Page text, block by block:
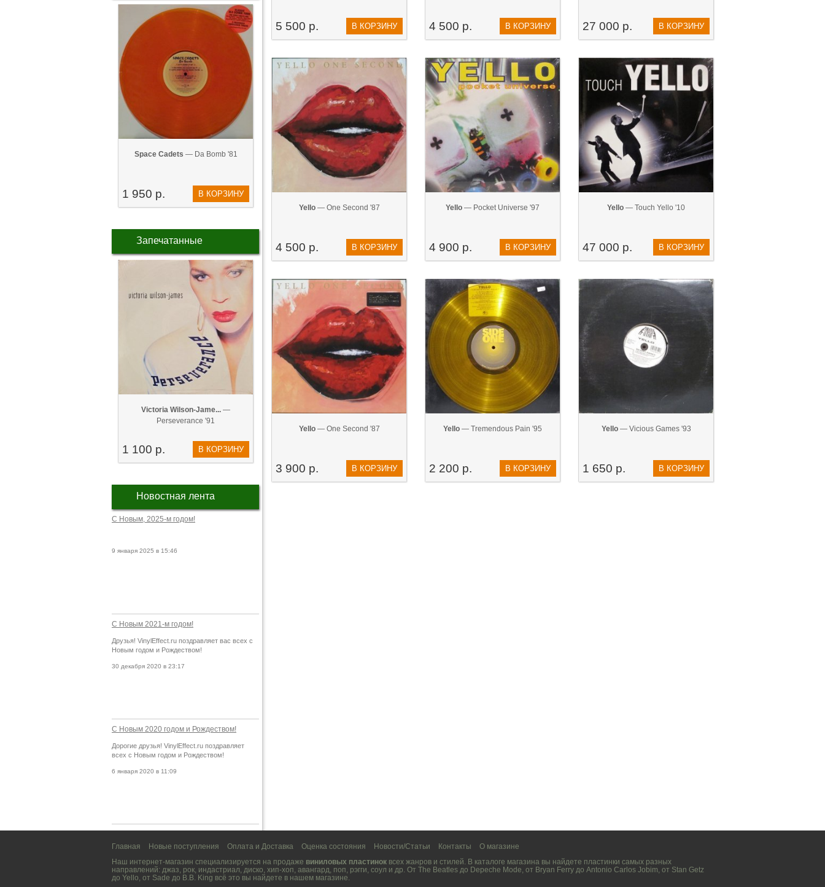
Space Cadets — Da Bomb '81
1 950 р. В КОРЗИНУ
Запечатанные
Victoria Wilson-Jame... —
Perseverance '91
1 100 р. В КОРЗИНУ
Новостная лента
С Новым, 2025-м годом!
9 января 2025 в 15:46
С Новым 2021-м годом!
Друзья! VinylEffect.ru поздравляет вас всех с
Новым годом и Рождеством!
30 декабря 2020 в 23:17
С Новым 2020 годом и Рождеством!
Дорогие друзья! VinylEffect.ru поздравляет
всех с Новым годом и Рождеством!
6 января 2020 в 11:09
5 500 р. В КОРЗИНУ 4 500 р. В КОРЗИНУ 27 000 р. В КОРЗИНУ
Yello— One Second '87
4 500 р. В КОРЗИНУ
Yello — Pocket Universe '97
4 900 р. В КОРЗИНУ
Yello — Touch Yello '10
47 000 р. В КОРЗИНУ
Yello— One Second '87
3 900 р. В КОРЗИНУ
Yello — Tremendous Pain '95
2 200 р. В КОРЗИНУ
Yello— Vicious Games '93
1 650 р. В КОРЗИНУ
Главная Новые поступления Оплата и Доставка Оценка состояния Новости/Статьи Контакты
О магазине
Наш интернет-магазин специализируется на продаже виниловых пластинок всех жанров и стилей. В каталоге магазина вы найдете пластинки самых разных
направлений: джаз, рок, индастриал, диско, хип-хоп, авангард, поп, рэгги, соул и др. От The Beatles до Depeche Mode, от Bryan Ferry до Antonio Carlos Jobim, от Stan Getz
до Yello, от Sade до B.B. King всё это вы найдете в нашем магазине.